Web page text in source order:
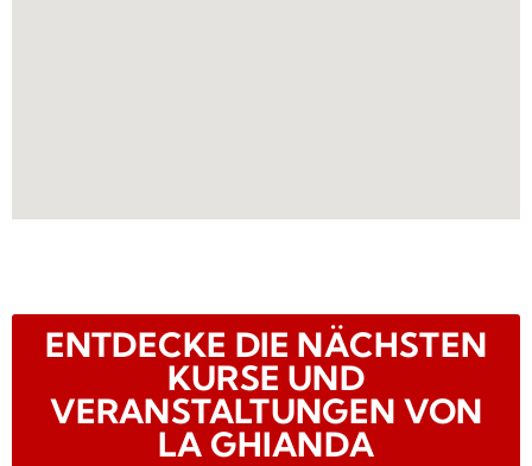
ENTDECKE DIE NÄCHSTEN
KURSE UND
VERANSTALTUNGEN VON
LA GHIANDA